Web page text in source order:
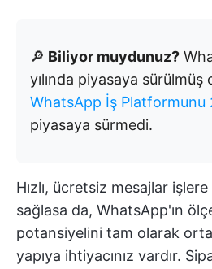
🔎 Biliyor muydunuz?
yılında piyasaya sürülmüş
WhatsApp İş Platformunu
piyasaya sürmedi.
Hızlı, ücretsiz mesajlar
sağlasa da, WhatsApp'ın
potansiyelini tam olarak
yapıya ihtiyacınız vardır.